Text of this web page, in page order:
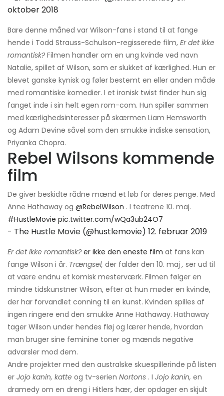
oktober 2018
Bare denne måned var Wilson-fans i stand til at fange
hende i Todd Strauss-Schulson-regisserede film, Er det ikke
romantisk?Filmen handler om en ung kvinde ved navn
Natalie, spillet af Wilson, som er slukket af kærlighed. Hun er
blevet ganske kynisk og føler bestemt en eller anden måde
med romantiske komedier. I et ironisk twist finder hun sig
fanget inde i sin helt egen rom-com. Hun spiller sammen
med kærlighedsinteresser på skærmen Liam Hemsworth
og Adam Devine såvel som den smukke indiske sensation,
Priyanka Chopra.
Rebel Wilsons kommende
film
De giver beskidte rådne mænd et løb for deres penge. Med
Anne Hathaway og @RebelWilson . I teatrene 10. maj.
#HustleMovie pic.twitter.com/wQa3ub24O7
- The Hustle Movie (@hustlemovie) 12. februar 2019
Er det ikke romantisk? er ikke den eneste film at fans kan
fange Wilson i år. Trængsel, der falder den 10. maj , ser ud til
at være endnu et komisk mesterværk. Filmen følger en
mindre tidskunstner Wilson, efter at hun møder en kvinde,
der har forvandlet conning til en kunst. Kvinden spilles af
ingen ringere end den smukke Anne Hathaway. Hathaway
tager Wilson under hendes fløj og lærer hende, hvordan
man bruger sine feminine toner og mænds negative
advarsler mod dem.
Andre projekter med den australske skuespillerinde på listen
er Jojo kanin, katte og tv-serien Nortons . I Jojo kanin, en
dramedy om en dreng i Hitlers hær, der opdager en skjult